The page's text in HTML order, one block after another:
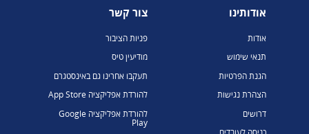
אודותינו
אודות
תנאי שימוש
הגנת הפרטיות
הצהרת נגישות
דרושים
צור קשר
פניות הציבור
מודיעין טיס
תעקבו אחרינו גם באינסטגרם
להורדת אפליקציה App Store
להורדת אפליקציה Google
Play